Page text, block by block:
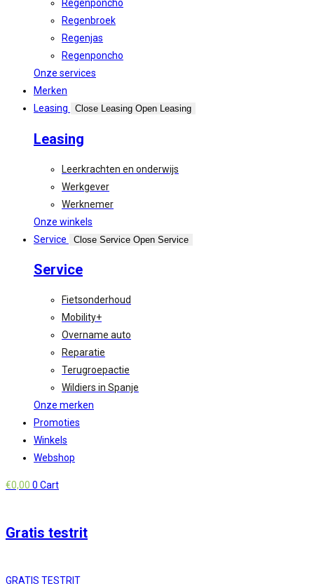
Regenponcho
Regenbroek
Regenjas
Regenponcho
Onze services
Merken
Leasing
Close Leasing Open Leasing
Leasing
Leerkrachten en onderwijs
Werkgever
Werknemer
Onze winkels
Service
Close Service Open Service
Service
Fietsonderhoud
Mobility+
Overname auto
Reparatie
Terugroepactie
Wildiers in Spanje
Onze merken
Promoties
Winkels
Webshop
€0,00 0 Cart
Gratis testrit
GRATIS TESTRIT